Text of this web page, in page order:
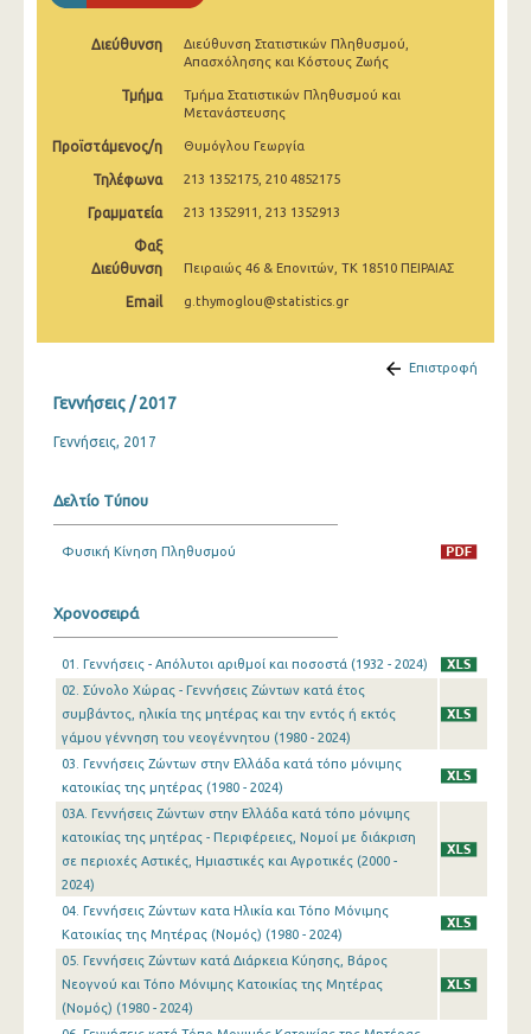
Ιανουαρίου 2005
Ιανουαρίου 2004
1999
Διεύθυνση
Διεύθυνση Στατιστικών Πληθυσμού,
Απασχόλησης και Κόστους Ζωής
Τμήμα
Τμήμα Στατιστικών Πληθυσμού και
Μετανάστευσης
Προϊστάμενος/η Θυμόγλου Γεωργία
Τηλέφωνα 213 1352175, 210 4852175
Γραμματεία 213 1352911, 213 1352913
Φαξ
Διεύθυνση
Πειραιώς 46 & Επονιτών, ΤΚ 18510 ΠΕΙΡΑΙΑΣ
Email g.thymoglou@statistics.gr
Επιστροφή
Γεννήσεις / 2017
Γεννήσεις, 2017
Δελτίο Τύπου
Φυσική Κίνηση Πληθυσμού
Χρονοσειρά
01. Γεννήσεις - Απόλυτοι αριθμοί και ποσοστά (1932 - 2024)
02. Σύνολο Χώρας - Γεννήσεις Ζώντων κατά έτος
συμβάντος, ηλικία της μητέρας και την εντός ή εκτός
γάμου γέννηση του νεογέννητου (1980 - 2024)
03. Γεννήσεις Ζώντων στην Ελλάδα κατά τόπο μόνιμης
κατοικίας της μητέρας (1980 - 2024)
03A. Γεννήσεις Ζώντων στην Ελλάδα κατά τόπο μόνιμης
κατοικίας της μητέρας - Περιφέρειες, Νομοί με διάκριση
σε περιοχές Αστικές, Ημιαστικές και Αγροτικές (2000 -
2024)
04. Γεννήσεις Ζώντων κατα Ηλικία και Τόπο Μόνιμης
Κατοικίας της Μητέρας (Νομός) (1980 - 2024)
05. Γεννήσεις Ζώντων κατά Διάρκεια Κύησης, Βάρος
Νεογνού και Τόπο Μόνιμης Κατοικίας της Μητέρας
(Νομός) (1980 - 2024)